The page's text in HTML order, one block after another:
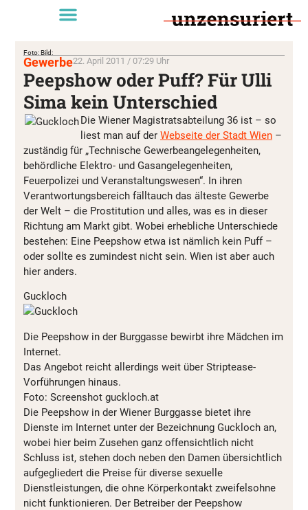
Foto: Bild:
Gewerbe22. April 2011 / 07:29 Uhr
Peepshow oder Puff? Für Ulli
Sima kein Unterschied
Die Wiener Magistratsabteilung 36 ist – so
liest man auf der Webseite der Stadt Wien –
zuständig für „Technische Gewerbeangelegenheiten,
behördliche Elektro- und Gasangelegenheiten,
Feuerpolizei und Veranstaltungswesen“. In ihren
Verantwortungsbereich fälltauch das älteste Gewerbe
der Welt – die Prostitution und alles, was es in dieser
Richtung am Markt gibt. Wobei erhebliche Unterschiede
bestehen: Eine Peepshow etwa ist nämlich kein Puff –
oder sollte es zumindest nicht sein. Wien ist aber auch
hier anders.
Guckloch
Die Peepshow in der Burggasse bewirbt ihre Mädchen im
Internet.
Das Angebot reicht allerdings weit über Striptease-
Vorführungen hinaus.
Foto: Screenshot guckloch.at
Die Peepshow in der Wiener Burggasse bietet ihre
Dienste im Internet unter der Bezeichnung Guckloch an,
wobei hier beim Zusehen ganz offensichtlich nicht
Schluss ist, stehen doch neben den Damen übersichtlich
aufgegliedert die Preise für diverse sexuelle
Dienstleistungen, die ohne Körperkontakt zweifelsohne
nicht funktionieren. Der Betreiber der Peepshow